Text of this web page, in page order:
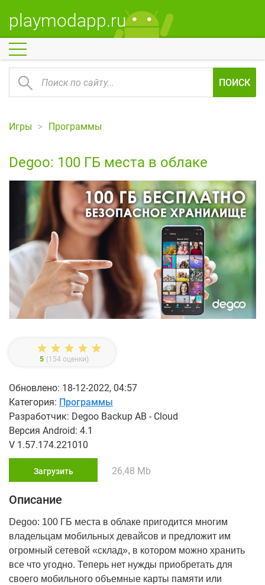
playmodapp.ru
ПОИСК
Игры Программы
Degoo: 100 ГБ места в облаке
5 (154 оценки)
Обновлено: 18-12-2022, 04:57
Категория: Программы
Разработчик: Degoo Backup AB - Cloud
Версия Android: 4.1
V 1.57.174.221010
Загрузить 26,48 Mb
Описание
Degoo: 100 ГБ места в облаке пригодится многим
владельцам мобильных девайсов и предложит им
огромный сетевой «склад», в котором можно хранить
все что угодно. Теперь нет нужды приобретать для
своего мобильного объемные карты памяти или